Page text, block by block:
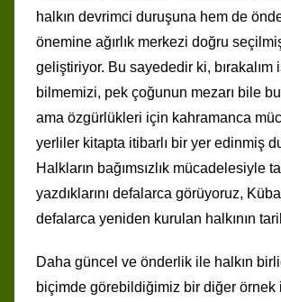
halkın devrimci duruşuna hem de
önemine ağırlık merkezi doğru
geliştiriyor. Bu sayededir ki, bırakalım
bilmemizi, pek çoğunun mezarı bile
ama özgürlükleri için kahramanca
yerliler kitapta itibarlı bir yer edinmiş
Halkların bağımsızlık mücadelesiyle
yazdıklarını defalarca görüyoruz,
defalarca yeniden kurulan halkının
Daha güncel ve önderlik ile halkın
biçimde görebildiğimiz bir diğer örnek